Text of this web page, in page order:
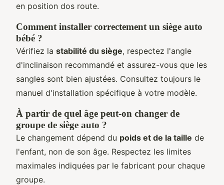
en position dos route.
Comment installer correctement un siège auto
bébé ?
Vérifiez la stabilité du siège, respectez l'angle
d'inclinaison recommandé et assurez-vous que les
sangles sont bien ajustées. Consultez toujours le
manuel d'installation spécifique à votre modèle.
À partir de quel âge peut-on changer de
groupe de siège auto ?
Le changement dépend du poids et de la taille de
l'enfant, non de son âge. Respectez les limites
maximales indiquées par le fabricant pour chaque
groupe.